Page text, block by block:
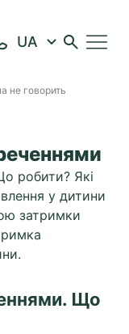
не говорить
робити? Які
у дитини
затримки
Що